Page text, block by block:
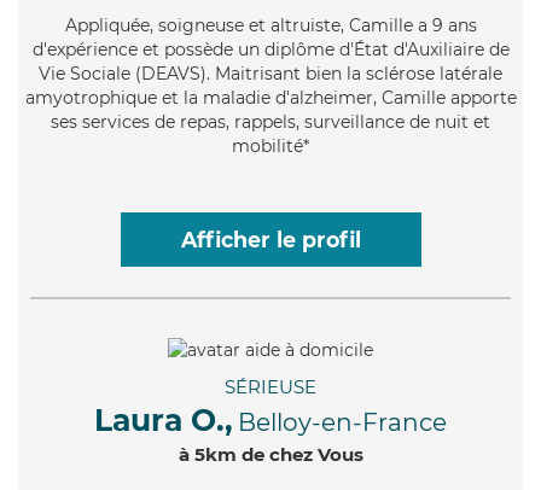
Appliquée, soigneuse et altruiste, Camille a 9 ans
d'expérience et possède un diplôme d'État d'Auxiliaire de
Vie Sociale (DEAVS). Maitrisant bien la sclérose latérale
amyotrophique et la maladie d'alzheimer, Camille apporte
ses services de repas, rappels, surveillance de nuit et
mobilité*
Afficher le profil
SÉRIEUSE
Laura O., Belloy-en-France
à 5km de chez Vous